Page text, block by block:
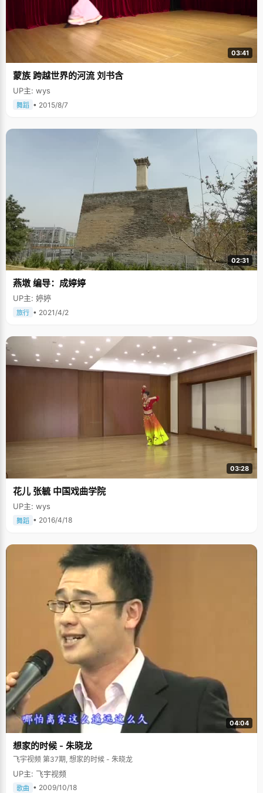
03:41
蒙族 跨越世界的河流 刘书含
UP主: wys
舞蹈 • 2015/8/7
02:31
燕墩 编导：成婷婷
UP主: 婷婷
旅行 • 2021/4/2
03:28
花儿 张毓 中国戏曲学院
UP主: wys
舞蹈 • 2016/4/18
04:04
想家的时候 - 朱晓龙
飞宇视频 第37期, 想家的时候 - 朱晓龙
UP主: 飞宇视频
歌曲 • 2009/10/18